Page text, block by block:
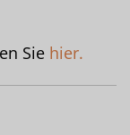
Sie hier.